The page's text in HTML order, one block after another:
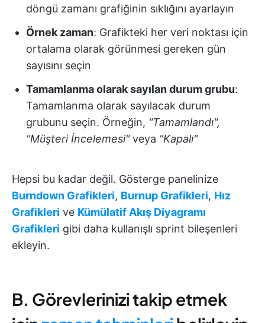
döngü zamanı grafiğinin sıklığını ayarlayın
Örnek zaman: Grafikteki her veri noktası için
ortalama olarak görünmesi gereken gün
sayısını seçin
Tamamlanma olarak sayılan durum grubu:
Tamamlanma olarak sayılacak durum
grubunu seçin. Örneğin, "Tamamlandı",
"Müşteri İncelemesi"veya "Kapalı"
Hepsi bu kadar değil. Gösterge panelinize
Burndown Grafikleri, Burnup Grafikleri, Hız
Grafikleri ve Kümülatif Akış Diyagramı
Grafikleri gibi daha kullanışlı sprint bileşenleri
ekleyin.
B. Görevlerinizi takip etmek